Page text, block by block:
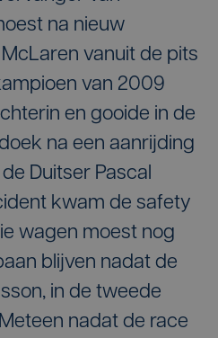
na nieuw
vanuit de pits
van 2009
en gooide in de
na een aanrijding
Duitser Pascal
kwam de safety
wagen moest nog
blijven nadat de
in de tweede
nadat de race